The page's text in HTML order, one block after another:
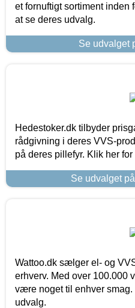
et fornuftigt sortiment inden
at se deres udvalg.
Se udvalget
Hedestoker.dk tilbyder
rådgivning i deres VVS-
på deres pillefyr. Klik her
Se udvalget
Wattoo.dk sælger el- og
erhverv. Med over 100.000
være noget til enhver smag.
udvalg.